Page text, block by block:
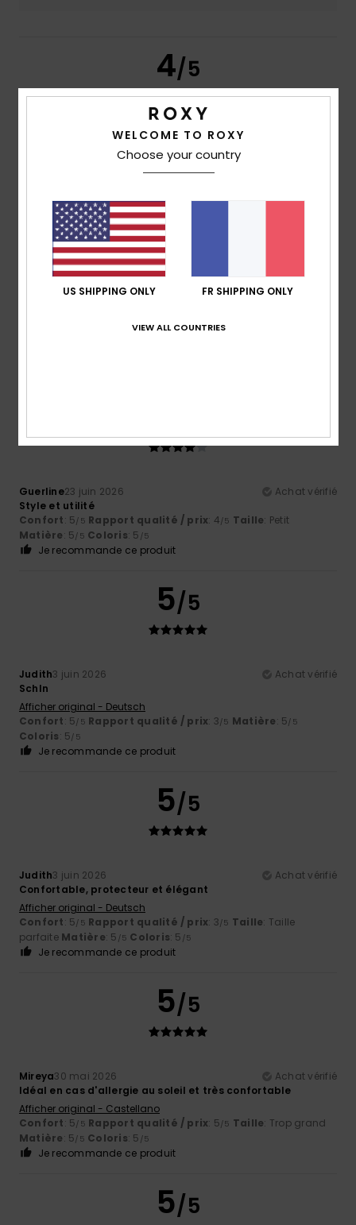
4/5
10 juillet 2026
Il est agréable à porter
5
Guerline23 juin 2026
Achat vérifié
Style et utilité
Confort: 5/5 Rapport qualité / prix: 4/5 Taille: Petit
Matière: 5/5 Coloris: 5 /5
Je recommande ce produit
5/5
Judith3 juin 2026
Achat vérifié
Schln
Afficher original - Deutsch
Confort: 5/5 Rapport qualité / prix: 3/5 Matière: 5/5
Coloris: 5/5
Je recommande ce produit
5/5
Judith3 juin 2026
Achat vérifié
Confortable, protecteur et élégant
Afficher original - Deutsch
Confort: 5/5 Rapport qualité / prix: 3/5 Taille: Taille
parfaite Matière: 5 /5 Coloris: 5 /5
Je recommande ce produit
5/5
Mireya30 mai 2026
Achat vérifié
Idéal en cas d'allergie au soleil et très confortable
Afficher original - Castellano
Confort: 5/5 Rapport qualité / prix: 5/5 Taille: Trop grand
Matière: 5/5 Coloris: 5 /5
Je recommande ce produit
5/5
WELCOME TO ROXY
Choose your country
US SHIPPING ONLY FR SHIPPING ONLY
VIEW ALL COUNTRIES